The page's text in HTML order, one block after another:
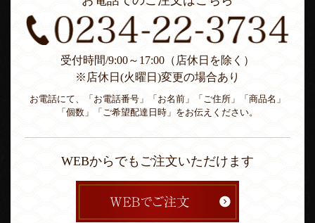
受付時間/9:00～17:00（店休日を除く）
※店休日(火曜日)変更の場合あり
お電話にて、「お電話番号」「お名前」「ご住所」「商品名」
「個数」「ご希望配達日時」をお伝えください。
WEBからでもご注文いただけます